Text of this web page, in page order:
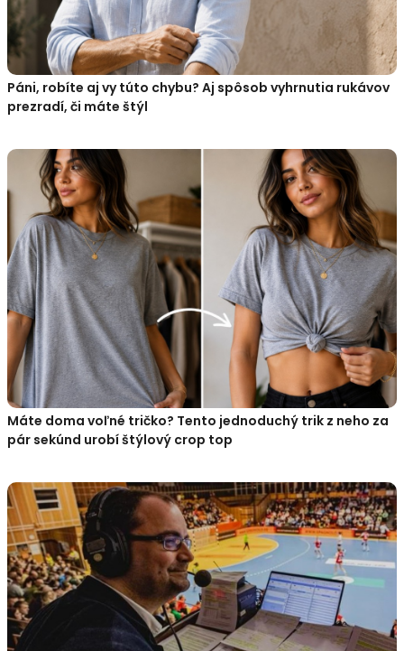
Páni, robíte aj vy túto chybu? Aj spôsob vyhrnutia rukávov
prezradí, či máte štýl
Máte doma voľné tričko? Tento jednoduchý trik z neho za
pár sekúnd urobí štýlový crop top